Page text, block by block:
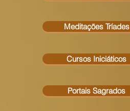
Portais Sagrados
Cursos Iniciáticos
Meditações Tríades